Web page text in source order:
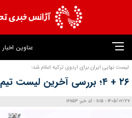
عناوین اخبار
لیست نهایی ایران برای اردوی ترکیه اعلام شد؛
۲۶ + ۴؛ بررسی آخرین لیست تیم‌ملی قبل از جام‌جهانی
1405/02/27 - 11:15 - کد خبر: 161153